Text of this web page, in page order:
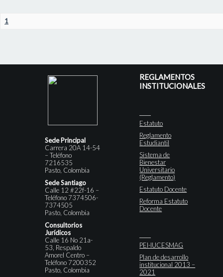
1
Sede Principal
Carrera 20A 14-54
– Teléfono
7216535
Pasto, Colombia
Sede Santiago
Calle 12 #22f-16 –
Teléfono 7374506-
7374505
Pasto, Colombia
Consultorios
Jurídicos
Calle 16 No 21a-
53, Respaldo
Amorel Centro –
Teléfono 7200352
Pasto, Colombia
REGLAMENTOS
INSTITUCIONALES
Estatuto
Reglamento
Estudiantil
Sistema de
Bienestar
Universitario
(Reglamento)
Estatuto Docente
Reforma Estatuto
Docente
PEI-IUCESMAG
Plan de desarrollo
institucional 2013 –
2021